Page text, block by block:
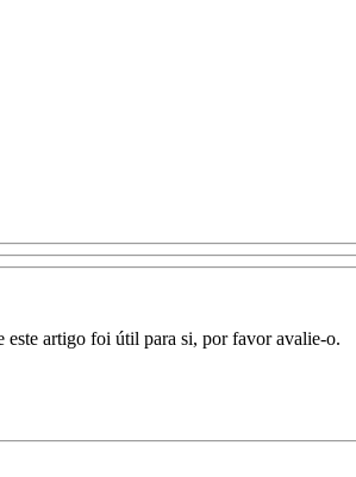
este artigo foi útil para si, por favor avalie-o.